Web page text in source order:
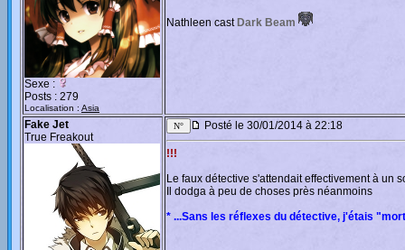
Sexe :
Posts : 279
Localisation : Asia
Nathleen cast Dark Beam
Fake Jet
True Freakout
Posté le 30/01/2014 à 22:18
!!!
Le faux détective s'attendait effectivement à un
Il dodga à peu de choses près néanmoins
* ...Sans les réflexes du détective, j'étais